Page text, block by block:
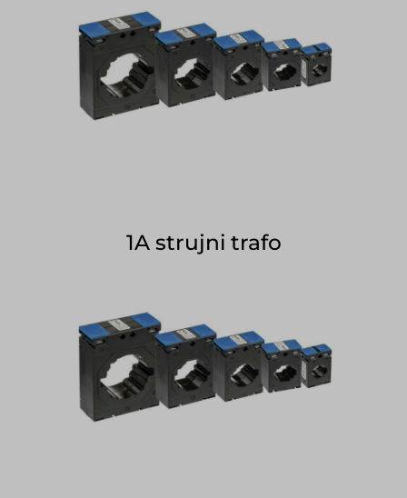
1A strujni trafo